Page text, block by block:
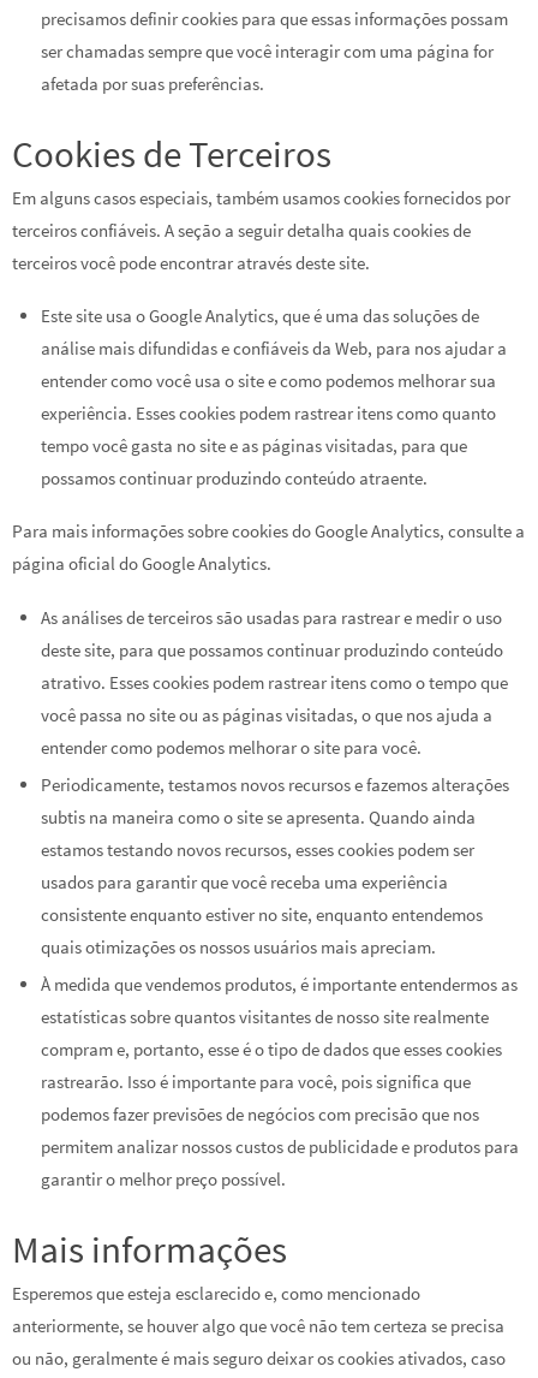
precisamos definir cookies para que essas informações possam
ser chamadas sempre que você interagir com uma página for
afetada por suas preferências.
Cookies de Terceiros
Em alguns casos especiais, também usamos cookies fornecidos por
terceiros confiáveis. A seção a seguir detalha quais cookies de
terceiros você pode encontrar através deste site.
Este site usa o Google Analytics, que é uma das soluções de
análise mais difundidas e confiáveis ​​da Web, para nos ajudar a
entender como você usa o site e como podemos melhorar sua
experiência. Esses cookies podem rastrear itens como quanto
tempo você gasta no site e as páginas visitadas, para que
possamos continuar produzindo conteúdo atraente.
Para mais informações sobre cookies do Google Analytics, consulte a
página oficial do Google Analytics.
As análises de terceiros são usadas para rastrear e medir o uso
deste site, para que possamos continuar produzindo conteúdo
atrativo. Esses cookies podem rastrear itens como o tempo que
você passa no site ou as páginas visitadas, o que nos ajuda a
entender como podemos melhorar o site para você.
Periodicamente, testamos novos recursos e fazemos alterações
subtis na maneira como o site se apresenta. Quando ainda
estamos testando novos recursos, esses cookies podem ser
usados ​​para garantir que você receba uma experiência
consistente enquanto estiver no site, enquanto entendemos
quais otimizações os nossos usuários mais apreciam.
À medida que vendemos produtos, é importante entendermos as
estatísticas sobre quantos visitantes de nosso site realmente
compram e, portanto, esse é o tipo de dados que esses cookies
rastrearão. Isso é importante para você, pois significa que
podemos fazer previsões de negócios com precisão que nos
permitem analizar nossos custos de publicidade e produtos para
garantir o melhor preço possível.
Mais informações
Esperemos que esteja esclarecido e, como mencionado
anteriormente, se houver algo que você não tem certeza se precisa
ou não, geralmente é mais seguro deixar os cookies ativados, caso